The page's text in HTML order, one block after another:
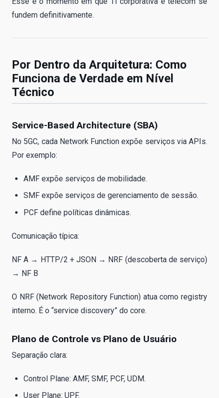
fundem definitivamente.
Por Dentro da Arquitetura: Como
Funciona de Verdade em Nível
Técnico
Service-Based Architecture (SBA)
No 5GC, cada Network Function expõe serviços via APIs.
Por exemplo:
AMF expõe serviços de mobilidade.
SMF expõe serviços de gerenciamento de sessão.
PCF define políticas dinâmicas.
Comunicação típica:
NF A → HTTP/2 + JSON → NRF (descoberta de serviço)
→ NF B
O NRF (Network Repository Function) atua como registry
interno. É o “service discovery” do core.
Plano de Controle vs Plano de Usuário
Separação clara:
Control Plane: AMF, SMF, PCF, UDM.
User Plane: UPF.